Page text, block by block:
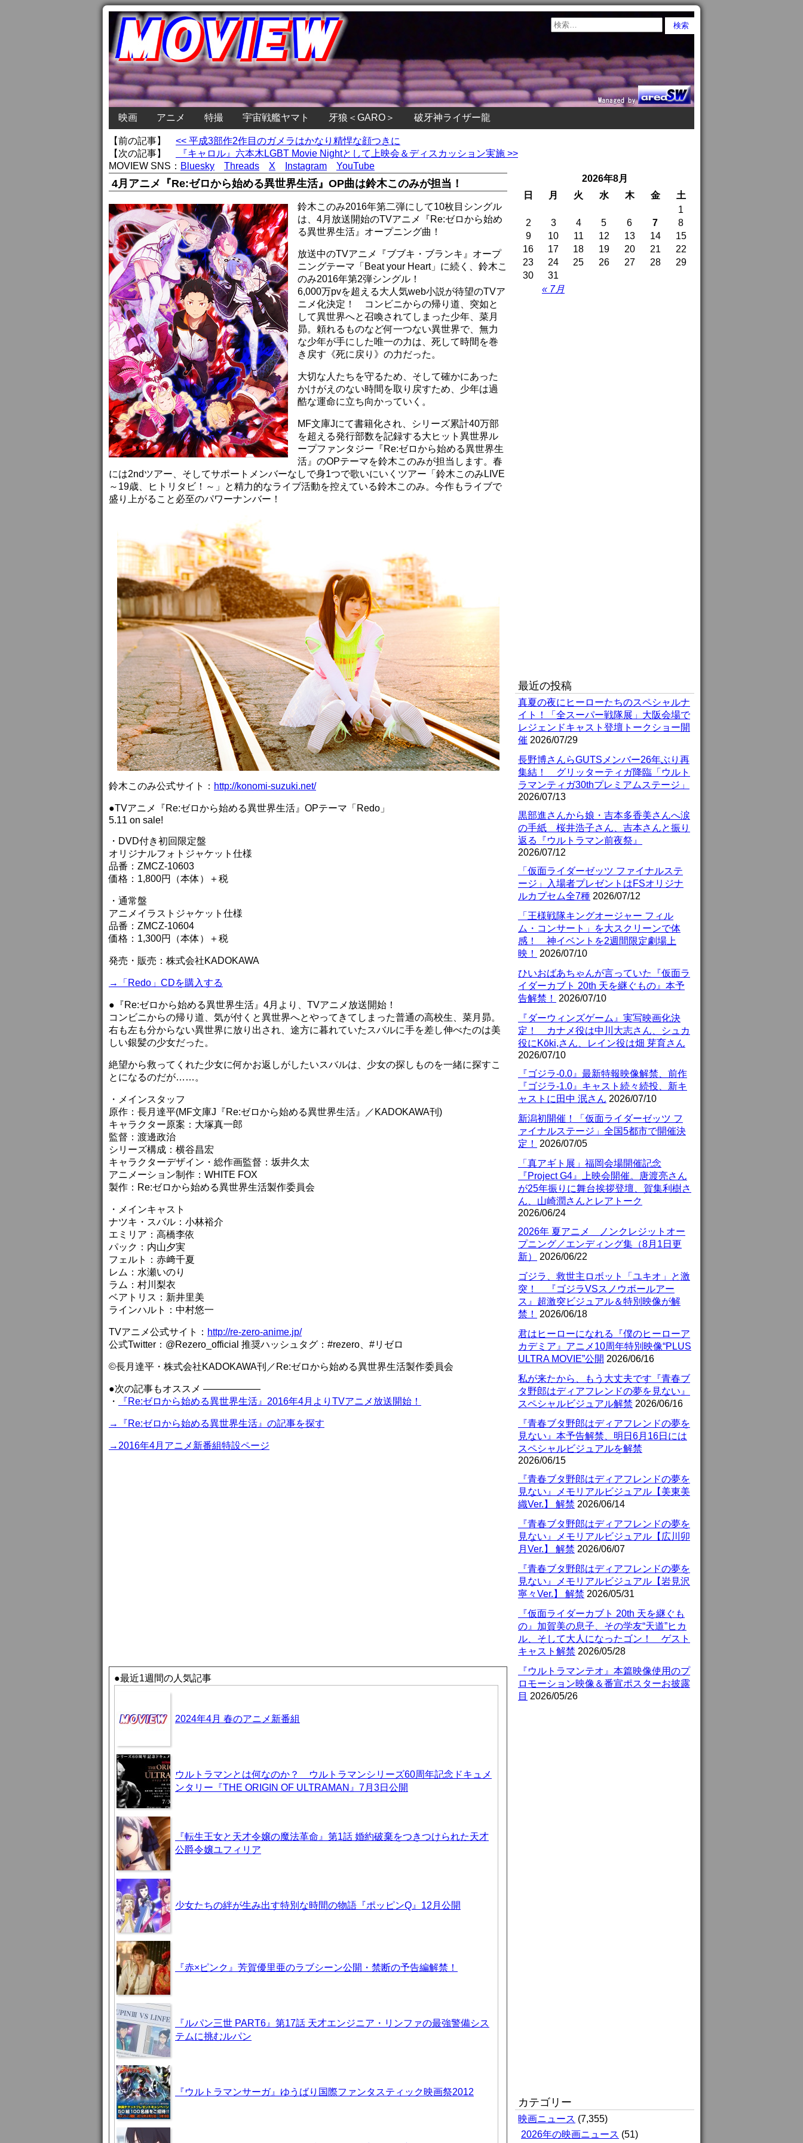
映画 アニメ 特撮 宇宙戦艦ヤマト 牙狼＜GARO＞ 破牙神ライザー龍
【前の記事】 << 平成3部作2作目のガメラはかなり精悍な顔つきに
【次の記事】
『キャロル』六本木LGBT Movie Nightとして上映会＆ディスカッション実施 >>
MOVIEW SNS： Bluesky Threads X Instagram YouTube
4月アニメ『Re:ゼロから始める異世界生活』OP曲は鈴木このみが担当！
鈴木このみ2016年第二弾にして10枚目シングル
は、4月放送開始のTVアニメ『Re:ゼロから始め
る異世界生活』オープニング曲！
放送中のTVアニメ『ブブキ・ブランキ』オープ
ニングテーマ「Beat your Heart」に続く、鈴木こ
のみ2016年第2弾シングル！
6,000万pvを超える大人気web小説が待望のTVア
ニメ化決定！ コンビニからの帰り道、突如と
して異世界へと召喚されてしまった少年、菜月
昴。頼れるものなど何一つない異世界で、無力
な少年が手にした唯一の力は、死して時間を巻
き戻す《死に戻り》の力だった。
大切な人たちを守るため、そして確かにあった
かけがえのない時間を取り戻すため、少年は過
酷な運命に立ち向かっていく。
MF文庫Jにて書籍化され、シリーズ累計40万部
を超える発行部数を記録する大ヒット異世界ル
ープファンタジー『Re:ゼロから始める異世界生
活』のOPテーマを鈴木このみが担当します。春
には2ndツアー、そしてサポートメンバーなしで身1つで歌いにいくツアー「鈴木このみLIVE
～19歳、ヒトリタビ！～」と精力的なライブ活動を控えている鈴木このみ。今作もライブで
盛り上がること必至のパワーナンバー！
鈴木このみ公式サイト： http://konomi-suzuki.net/
●TVアニメ『Re:ゼロから始める異世界生活』OPテーマ「Redo」
5.11 on sale!
・DVD付き初回限定盤
オリジナルフォトジャケット仕様
品番：ZMCZ-10603
価格：1,800円（本体）＋税
・通常盤
アニメイラストジャケット仕様
品番：ZMCZ-10604
価格：1,300円（本体）＋税
発売・販売：株式会社KADOKAWA
→「Redo」CDを購入する
●『Re:ゼロから始める異世界生活』4月より、TVアニメ放送開始！
コンビニからの帰り道、気が付くと異世界へとやってきてしまった普通の高校生、菜月昴。
右も左も分からない異世界に放り出され、途方に暮れていたスバルに手を差し伸べたのは美
しい銀髪の少女だった。
絶望から救ってくれた少女に何かお返しがしたいスバルは、少女の探しものを一緒に探すこ
とになるのだが……。
・メインスタッフ
原作：長月達平(MF文庫J『Re:ゼロから始める異世界生活』／KADOKAWA刊)
キャラクター原案：大塚真一郎
監督：渡邊政治
シリーズ構成：横谷昌宏
キャラクターデザイン・総作画監督：坂井久太
アニメーション制作：WHITE FOX
製作：Re:ゼロから始める異世界生活製作委員会
・メインキャスト
ナツキ・スバル：小林裕介
エミリア：高橋李依
パック：内山夕実
フェルト：赤﨑千夏
レム：水瀬いのり
ラム：村川梨衣
ベアトリス：新井里美
ラインハルト：中村悠一
TVアニメ公式サイト： http://re-zero-anime.jp/
公式Twitter：@Rezero_official 推奨ハッシュタグ：#rezero、#リゼロ
©長月達平・株式会社KADOKAWA刊／Re:ゼロから始める異世界生活製作委員会
●次の記事もオススメ ——————
・
『Re:ゼロから始める異世界生活』2016年4月よりTVアニメ放送開始！
→『Re:ゼロから始める異世界生活』の記事を探す
→2016年4月アニメ新番組特設ページ
●最近1週間の人気記事
2024年4月 春のアニメ新番組
ウルトラマンとは何なのか？ ウルトラマンシリーズ60周年記念ドキュメ
ンタリー『THE ORIGIN OF ULTRAMAN』7月3日公開
『転生王女と天才令嬢の魔法革命』第1話 婚約破棄をつきつけられた天才
公爵令嬢ユフィリア
少女たちの絆が生み出す特別な時間の物語『ポッピンQ』12月公開
『赤×ピンク』芳賀優里亜のラブシーン公開・禁断の予告編解禁！
『ルパン三世 PART6』第17話 天才エンジニア・リンファの最強警備シス
テムに挑むルパン
『ウルトラマンサーガ』ゆうばり国際ファンタスティック映画祭2012
2026年8月
日
月 火 水 木 金 土
« 7月
1
2
3 4 5 6 7
8
9
10 11 12 13 14
15
16
17 18 19 20 21
22
23
24 25 26 27 28
29
30
31
最近の投稿
真夏の夜にヒーローたちのスペシャルナ
イト！「全スーパー戦隊展」大阪会場で
レジェンドキャスト登壇トークショー開
催 2026/07/29
長野博さんらGUTSメンバー26年ぶり再
集結！ グリッターティガ降臨「ウルト
ラマンティガ30thプレミアムステージ」
2026/07/13
黒部進さんから娘・吉本多香美さんへ涙
の手紙 桜井浩子さん、吉本さんと振り
返る『ウルトラマン前夜祭』
2026/07/12
「仮面ライダーゼッツ ファイナルステ
ージ」入場者プレゼントはFSオリジナ
ルカプセム全7種 2026/07/12
「王様戦隊キングオージャー フィル
ム・コンサート」を大スクリーンで体
感！ 神イベントを2週間限定劇場上
映！
2026/07/10
ひいおばあちゃんが言っていた『仮面ラ
イダーカブト 20th 天を継ぐもの』本予
告解禁！
2026/07/10
『ダーウィンズゲーム』実写映画化決
定！ カナメ役は中川大志さん、シュカ
役にKōki,さん、レイン役は畑 芽育さん
2026/07/10
『ゴジラ-0.0』最新特報映像解禁、前作
『ゴジラ-1.0』キャスト続々続投、新キ
ャストに田中 泯さん 2026/07/10
新潟初開催！「仮面ライダーゼッツ フ
ァイナルステージ」全国5都市で開催決
定！
2026/07/05
「真アギト展」福岡会場開催記念
『Project G4』上映会開催。唐渡亮さん
が25年振りに舞台挨拶登壇、賀集利樹さ
ん、山崎潤さんとレアトーク
2026/06/24
2026年 夏アニメ ノンクレジットオー
プニング／エンディング集（8月1日更
新）
2026/06/22
ゴジラ、救世主ロボット「ユキオ」と激
突！ 『ゴジラVSスノウボールアー
ス』超激突ビジュアル＆特別映像が解
禁！
2026/06/18
君はヒーローになれる『僕のヒーローア
カデミア』アニメ10周年特別映像“PLUS
ULTRA MOVIE”公開 2026/06/16
私が来たから、もう大丈夫です『青春ブ
タ野郎はディアフレンドの夢を見ない』
スペシャルビジュアル解禁 2026/06/16
『青春ブタ野郎はディアフレンドの夢を
見ない』本予告解禁、明日6月16日には
スペシャルビジュアルを解禁
2026/06/15
『青春ブタ野郎はディアフレンドの夢を
見ない』メモリアルビジュアル【美東美
織Ver.】 解禁 2026/06/14
『青春ブタ野郎はディアフレンドの夢を
見ない』メモリアルビジュアル【広川卯
月Ver.】 解禁 2026/06/07
『青春ブタ野郎はディアフレンドの夢を
見ない』メモリアルビジュアル【岩見沢
寧々Ver.】 解禁 2026/05/31
『仮面ライダーカブト 20th 天を継ぐも
の』加賀美の息子、その学友“天道”ヒカ
ル、そして大人になったゴン！ ゲスト
キャスト解禁 2026/05/28
『ウルトラマンテオ』本篇映像使用のプ
ロモーション映像＆番宣ポスターお披露
目 2026/05/26
カテゴリー
映画ニュース (7,355)
2026年の映画ニュース (51)